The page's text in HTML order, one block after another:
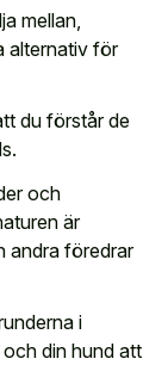
mellan,
alternativ för
du förstår de
och
är
andra föredrar
i
din hund att